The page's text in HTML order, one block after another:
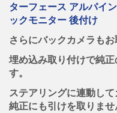
さらにバックカメラも
埋め込み取り付けで純
す。
ステアリングに連動し
純正にも引けを取りま